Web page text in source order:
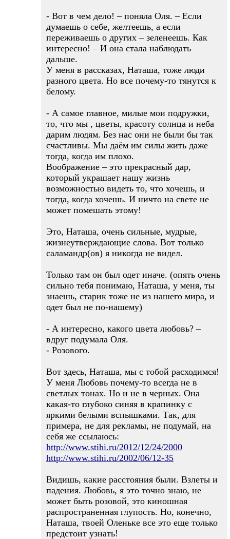
- Вот в чем дело! – поняла Оля. – Если
думаешь о себе, желтеешь, а если
переживаешь о других – зеленеешь. Как
интересно! – И она стала наблюдать
дальше.
У меня в рассказах, Наташа, тоже люди
разного цвета. Но все почему-то тянутся к
белому.
- А самое главное, милые мои подружки,
то, что мы , цветы, красоту солнца и неба
дарим людям. Без нас они не были бы так
счастливы. Мы даём им силы жить даже
тогда, когда им плохо.
Воображение – это прекрасный дар,
который украшает нашу жизнь
возможностью видеть то, что хочешь, и
тогда, когда хочешь. И ничто на свете не
может помешать этому!
Это, Наташа, очень сильные, мудрые,
жизнеутверждающие слова. Вот только
саламандр(ов) я никогда не видел.
Только там он был одет иначе. (опять очень
сильно тебя понимаю, Наташа, у меня, ты
знаешь, старик тоже не из нашего мира, и
одет был не по-нашему)
- А интересно, какого цвета любовь? –
вдруг подумала Оля.
- Розового.
Вот здесь, Наташа, мы с тобой расходимся!
У меня Любовь почему-то всегда не в
светлых тонах. Но и не в черных. Она
какая-то глубоко синяя в крапинку с
яркими белыми вспышками. Так, для
примера, не для рекламы, не подумай, на
себя же ссылаюсь:
http://www.stihi.ru/2012/12/24/2000
http://www.stihi.ru/2002/06/12-35
Видишь, какие расстояния были. Взлеты и
падения. Любовь, я это точно знаю, не
может быть розовой, это киношная
распространенная глупость. Но, конечно,
Наташа, твоей Оленьке все это еще только
предстоит узнать!